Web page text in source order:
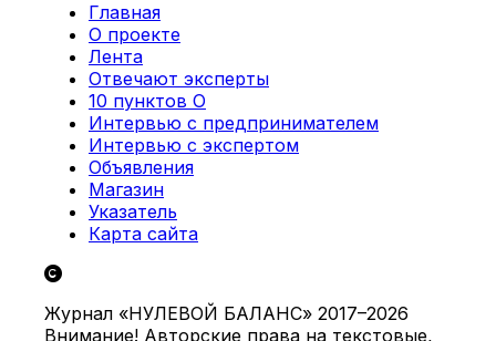
Главная
О проекте
Лента
Отвечают эксперты
10 пунктов О
Интервью с предпринимателем
Интервью с экспертом
Объявления
Магазин
Указатель
Карта сайта
Журнал «НУЛЕВОЙ БАЛАНС» 2017–2026
Внимание! Авторские права на текстовые,